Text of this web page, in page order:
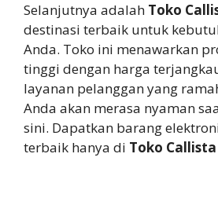
Selanjutnya adalah Toko
destinasi terbaik untuk
Anda. Toko ini menawarkan
tinggi dengan harga
layanan pelanggan yang
Anda akan merasa nyaman
sini. Dapatkan barang
terbaik hanya di Toko